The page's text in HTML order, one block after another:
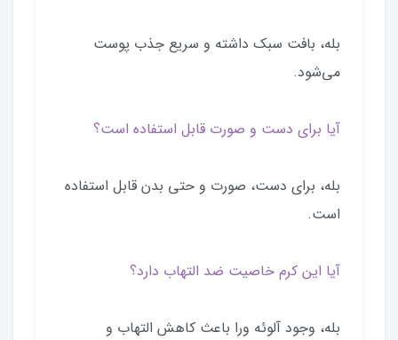
بله، بافت سبک داشته و سریع جذب پوست
می‌شود.
آیا برای دست و صورت قابل استفاده است؟
بله، برای دست، صورت و حتی بدن قابل استفاده
است.
آیا این کرم خاصیت ضد التهاب دارد؟
بله، وجود آلوئه ورا باعث کاهش التهاب و